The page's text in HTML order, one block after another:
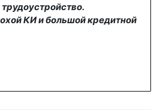
КИ и большой кредитной